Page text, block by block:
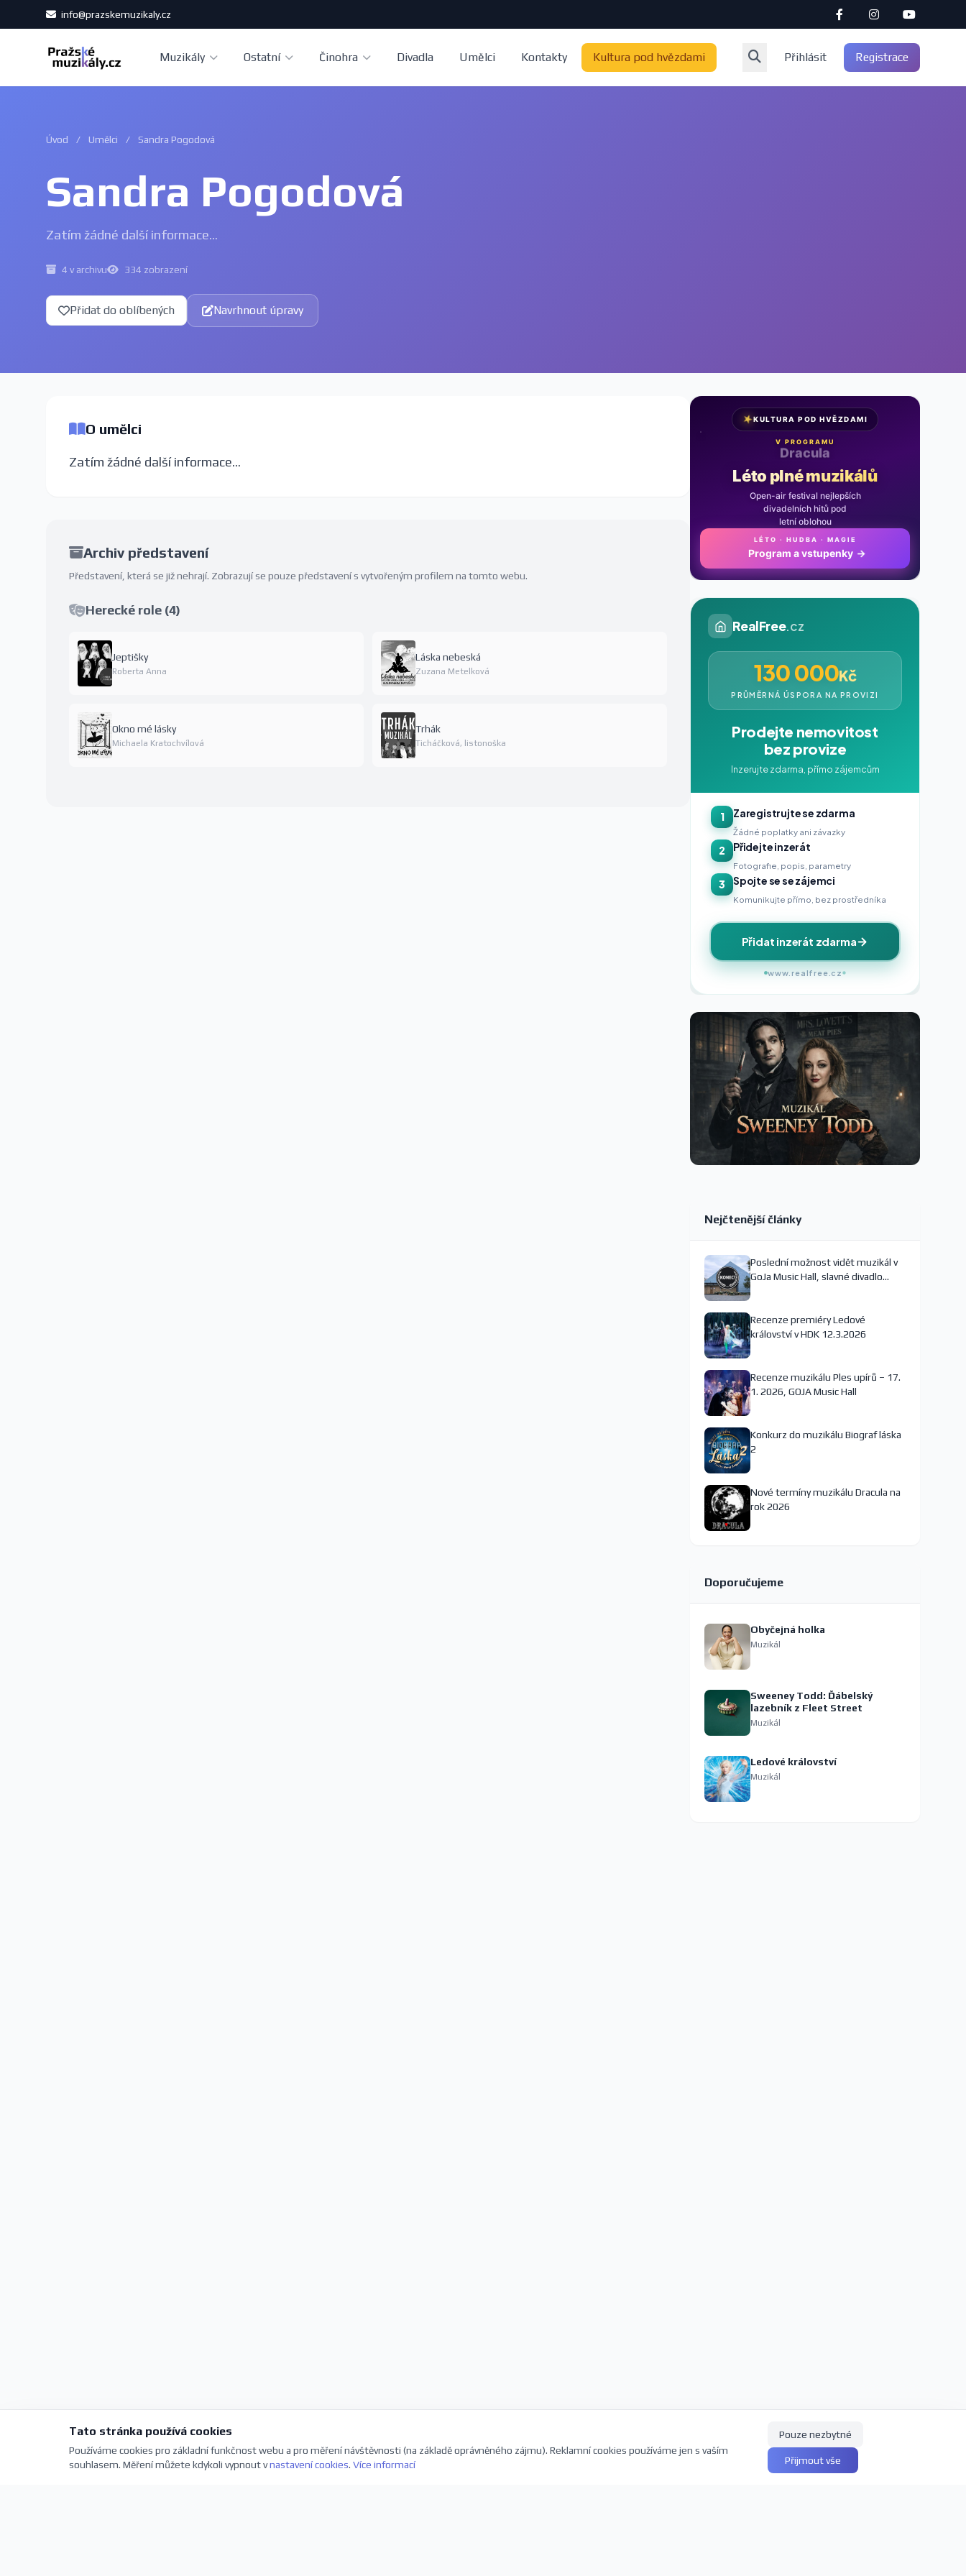
info@prazskemuzikaly.cz
Muzikály Ostatní Činohra Divadla Umělci Kontakty Kultura pod hvězdami Přihlásit Registrace
Úvod / Umělci / Sandra Pogodová
Sandra Pogodová
Zatím žádné další informace...
4 v archivu 334 zobrazení
Přidat do oblíbených Navrhnout úpravy
O umělci
Zatím žádné další informace...
Archiv představení
Představení, která se již nehrají. Zobrazují se pouze představení s vytvořeným profilem na tomto webu.
Herecké role (4)
Jeptišky
Roberta Anna
Láska nebeská
Zuzana Metelková
Okno mé lásky
Michaela Kratochvílová
Trhák
Ticháčková, listonoška
★KULTURA POD HVĚZDAMI
V PROGRAMU
Noc na Karlštejně
Léto plné muzikálů
Open-air festival nejlepších
divadelních hitů pod
letní oblohou
LÉTO · HUDBA · MAGIE
Program a vstupenky →
RealFree.cz
130 000Kč
PRŮMĚRNÁ ÚSPORA NA PROVIZI
Prodejte nemovitost
bez provize
Inzerujte zdarma, přímo zájemcům
1 Zaregistrujte se zdarma
Žádné poplatky ani závazky
2 Přidejte inzerát
Fotografie, popis, parametry
3 Spojte se se zájemci
Komunikujte přímo, bez prostředníka
Přidat inzerát zdarma
www.realfree.cz
Nejčtenější články
Poslední možnost vidět muzikál v
GoJa Music Hall, slavné divadlo
Recenze premiéry Ledové
království v HDK 12.3.2026
Recenze muzikálu Ples upírů – 17.
1. 2026, GOJA Music Hall
Konkurz do muzikálu Biograf láska
2
Nové termíny muzikálu Dracula na
rok 2026
Doporučujeme
Obyčejná holka
Muzikál
Sweeney Todd: Ďábelský
lazebník z Fleet Street
Muzikál
Ledové království
Muzikál
Tato stránka používá cookies
Používáme cookies pro základní funkčnost webu a pro měření návštěvnosti (na základě oprávněného zájmu). Reklamní cookies používáme jen s vaším
souhlasem. Měření můžete kdykoli vypnout vnastavení cookies. Více informací
Pouze nezbytné
Přijmout vše